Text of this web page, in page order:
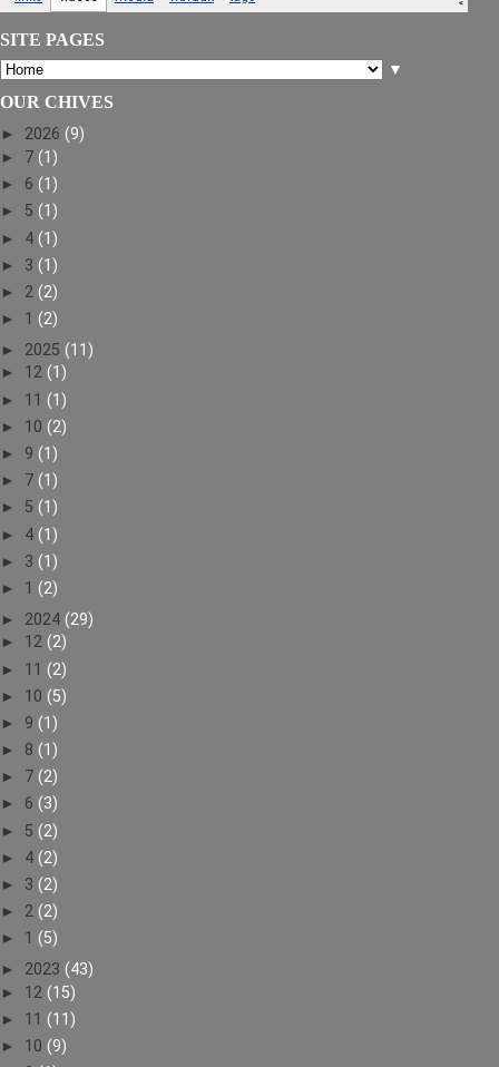
SITE PAGES
▼
OUR CHIVES
► 2026 (9)
► 7 (1)
► 6 (1)
► 5 (1)
► 4 (1)
► 3 (1)
► 2 (2)
► 1 (2)
► 2025 (11)
► 12 (1)
► 11 (1)
► 10 (2)
► 9 (1)
► 7 (1)
► 5 (1)
► 4 (1)
► 3 (1)
► 1 (2)
► 2024 (29)
► 12 (2)
► 11 (2)
► 10 (5)
► 9 (1)
► 8 (1)
► 7 (2)
► 6 (3)
► 5 (2)
► 4 (2)
► 3 (2)
► 2 (2)
► 1 (5)
► 2023 (43)
► 12 (15)
► 11 (11)
► 10 (9)